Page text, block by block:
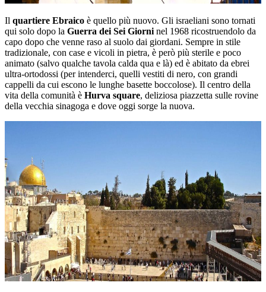
Il quartiere Ebraico è quello più nuovo. Gli israeliani sono tornati
qui solo dopo la Guerra dei Sei Giorni nel 1968 ricostruendolo da
capo dopo che venne raso al suolo dai giordani. Sempre in stile
tradizionale, con case e vicoli in pietra, è però più sterile e poco
animato (salvo qualche tavola calda qua e là) ed è abitato da ebrei
ultra-ortodossi (per intenderci, quelli vestiti di nero, con grandi
cappelli da cui escono le lunghe basette boccolose). Il centro della
vita della comunità è Hurva square, deliziosa piazzetta sulle rovine
della vecchia sinagoga e dove oggi sorge la nuova.